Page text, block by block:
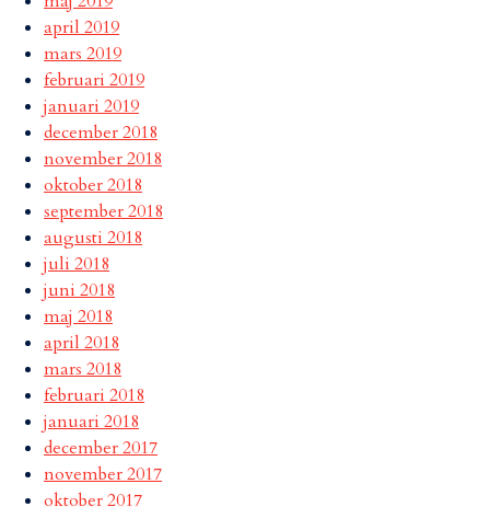
april 2019
mars 2019
februari 2019
januari 2019
december 2018
november 2018
oktober 2018
september 2018
augusti 2018
juli 2018
juni 2018
maj 2018
april 2018
mars 2018
februari 2018
januari 2018
december 2017
november 2017
oktober 2017